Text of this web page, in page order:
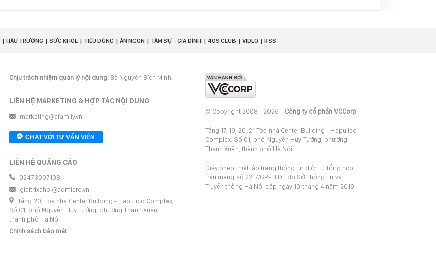
HẬU TRƯỜNG SỨC KHỎE TIÊU DÙNG ĂN NGON TÂM SỰ - GIA ĐÌNH 40S CLUB VIDEO RSS
Chịu trách nhiệm quản lý nội dung: Bà Nguyễn Bích Minh.
LIÊN HỆ MARKETING & HỢP TÁC NỘI DUNG
marketing@afamily.vn
CHAT VỚI TƯ VẤN VIÊN
LIÊN HỆ QUẢNG CÁO
02473007108
giaitrixahoi@admicro.vn
Tầng 20, Tòa nhà Center Building - Hapulico Complex,
Số 01, phố Nguyễn Huy Tưởng, phường Thanh Xuân,
thành phố Hà Nội
Chính sách bảo mật
© Copyright 2008 - 2026 – Công ty cổ phần VCCorp
Tầng 17, 19, 20, 21 Tòa nhà Center Building - Hapulico
Complex, Số 01, phố Nguyễn Huy Tưởng, phường
Thanh Xuân, thành phố Hà Nội
Giấy phép thiết lập trang thông tin điện tử tổng hợp
trên mạng số 2217/GP-TTĐT do Sở Thông tin và
Truyền thông Hà Nội cấp ngày 10 tháng 4 năm 2019